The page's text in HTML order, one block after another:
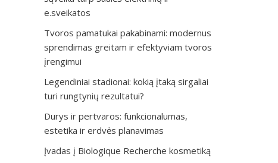
e.sveikatos
Tvoros pamatukai pakabinami: modernus
sprendimas greitam ir efektyviam tvoros
įrengimui
Legendiniai stadionai: kokią įtaką sirgaliai
turi rungtynių rezultatui?
Durys ir pertvaros: funkcionalumas,
estetika ir erdvės planavimas
Įvadas į Biologique Recherche kosmetiką